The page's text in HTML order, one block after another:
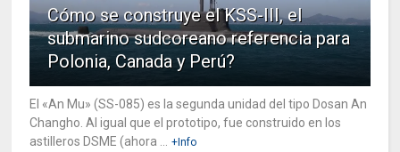
Cómo se construye el KSS-III, el
submarino sudcoreano referencia para
Polonia, Canada y Perú?
El «An Mu» (SS-085) es la segunda unidad del tipo Dosan An
Changho. Al igual que el prototipo, fue construido en los
astilleros DSME (ahora ... +Info